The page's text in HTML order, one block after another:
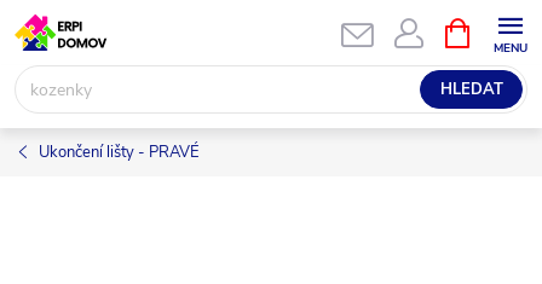
Přejít
na
obsah
HLEDAT
NÁKUPNÍ
KOŠÍK
Ukončení lišty - PRAVÉ